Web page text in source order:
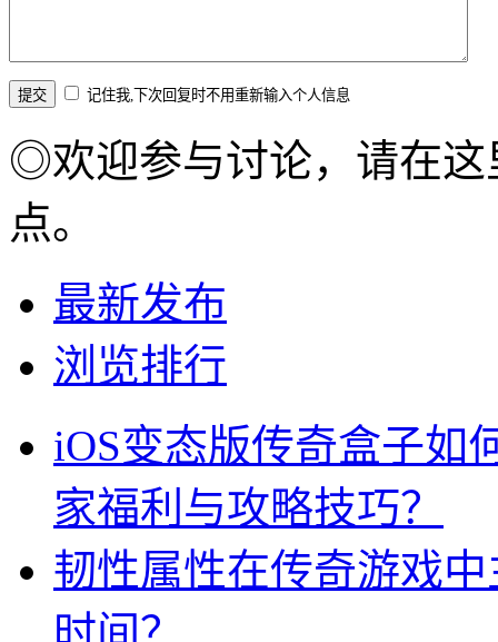
记住我,下次回复时不用重新输入个人信息
◎欢迎参与讨论，请在这
点。
最新发布
浏览排行
iOS变态版传奇盒子如
家福利与攻略技巧？
韧性属性在传奇游戏